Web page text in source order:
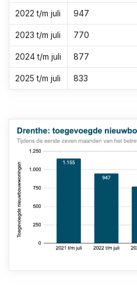
2022 t/m juli 947
2023 t/m juli 770
2024 t/m juli 877
2025 t/m juli 833